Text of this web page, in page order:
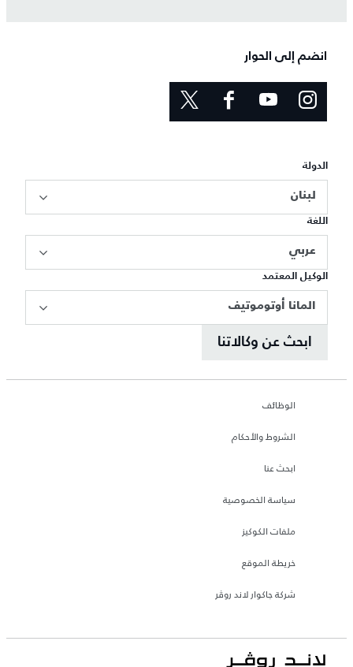
انضم إلى الحوار
الدولة
لبنان
اللغة
عربي
الوكيل المعتمد
المانا أوتوموتيف
ابحث عن وكالاتنا
الوظائف
الشروط والأحكام
ابحث عنا
سياسة الخصوصية
ملفات الكوكيز
خريطة الموقع
شركة جاكوار لاند روڤر